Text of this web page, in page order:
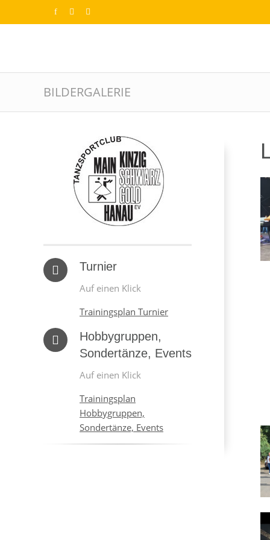
BILDERGALERIE
Turnier
Auf einen Klick
Trainingsplan Turnier
Hobbygruppen,
Sondertänze, Events
Auf einen Klick
Trainingsplan
Hobbygruppen,
Sondertänze, Events